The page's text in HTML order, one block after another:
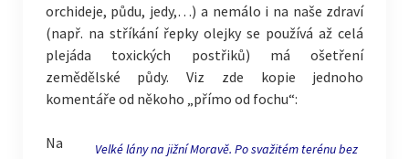
orchideje, půdu, jedy,…) a nemálo i na naše zdraví
(např. na stříkání řepky olejky se používá až celá
plejáda toxických postřiků) má ošetření
zemědělské půdy. Viz zde kopie jednoho
komentáře od někoho „přímo od fochu“:
Velké lány na jižní Moravě. Po svažitém terénu bez
Na